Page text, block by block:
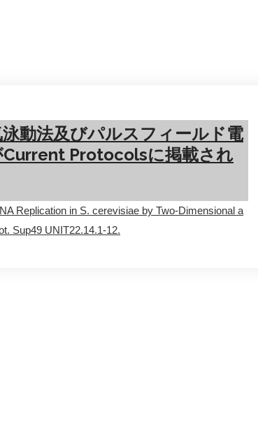
動法及びパルスフィールド電
Protocolsに掲載され
Replication in S. cerevisiae by Two-Dimensional a
Sup49 UNIT22.14.1-12.